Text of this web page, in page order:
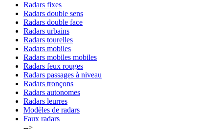
Radars fixes
Radars double sens
Radars double face
Radars urbains
Radars tourelles
Radars mobiles
Radars mobiles mobiles
Radars feux rouges
Radars passages à niveau
Radars tronçons
Radars autonomes
Radars leurres
Modèles de radars
Faux radars
-->